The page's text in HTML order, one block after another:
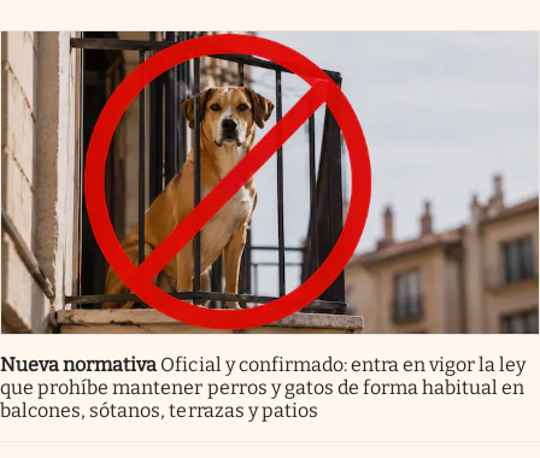
Nueva normativa Oficial y confirmado: entra en vigor la ley
que prohíbe mantener perros y gatos de forma habitual en
balcones, sótanos, terrazas y patios